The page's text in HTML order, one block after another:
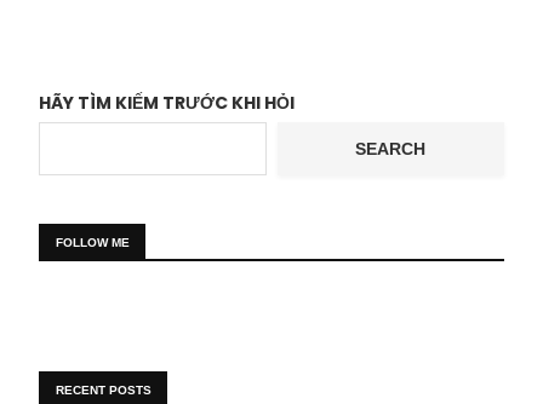
HÃY TÌM KIẾM TRƯỚC KHI HỎI
SEARCH
FOLLOW ME
RECENT POSTS